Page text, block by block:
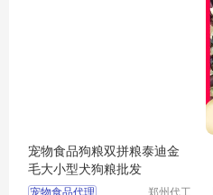
宠物食品狗粮双拼粮泰迪金
毛大小型犬狗粮批发
宠物食品代理
郑州代工